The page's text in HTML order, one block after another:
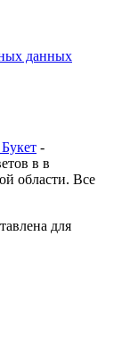
данных
-
в в
области. Все
для